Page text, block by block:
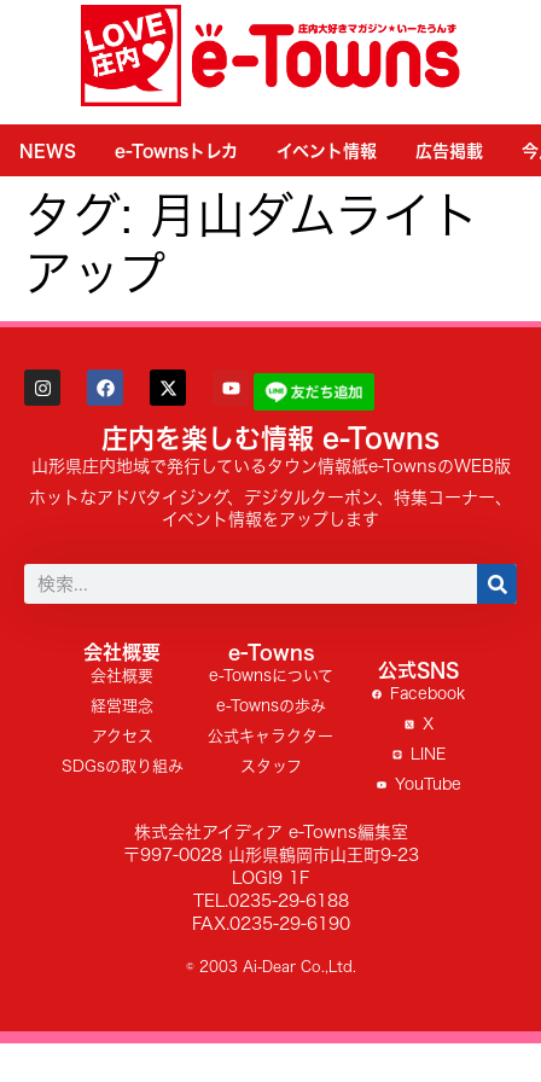
NEWS e-Townsトレカ イベント情報 広告掲載
タグ: 月山ダムライト
アップ
庄内を楽しむ情報 e-Towns
山形県庄内地域で発行しているタウン情報紙e-TownsのWEB版
ホットなアドバタイジング、デジタルクーポン、特集コーナー、
イベント情報をアップします
会社概要
会社概要
経営理念
アクセス
SDGsの取り組み
e-Towns
e-Townsについて
e-Townsの歩み
公式キャラクター
スタッフ
公式SNS
Facebook
X
LINE
YouTube
株式会社アイディア e-Towns編集室
〒997-0028 山形県鶴岡市山王町9-23
LOGI9 1F
TEL.0235-29-6188
FAX.0235-29-6190
© 2003 Ai-Dear Co.,Ltd.